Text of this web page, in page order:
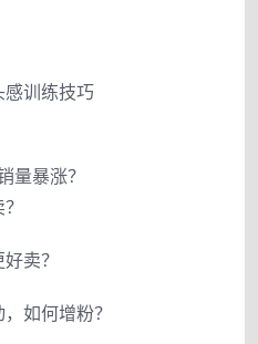
训练技巧
暴涨？
卖？
如何增粉？